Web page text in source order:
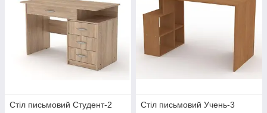
Стіл письмовий Студент-2
Стіл письмовий Учень-3